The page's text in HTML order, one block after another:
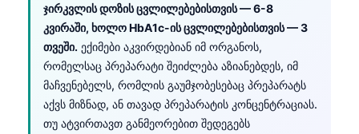
ჯირკვლის დოზის ცვლილებებისთვის — 6-8
კვირაში, ხოლო HbA1c-ის ცვლილებებისთვის — 3
თვეში. ექიმები აკვირდებიან იმ ორგანოს,
რომელსაც პრეპარატი შეიძლება აზიანებდეს, იმ
მაჩვენებელს, რომლის გაუმჯობესებაც პრეპარატს
აქვს მიზნად, ან თავად პრეპარატის კონცენტრაციას.
თუ ატვირთავთ განმეორებით შედეგებს